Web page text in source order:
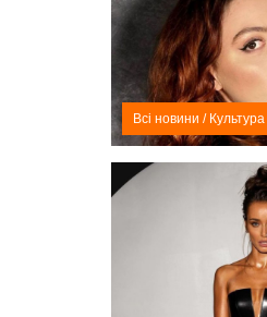
Всі новини / Культура